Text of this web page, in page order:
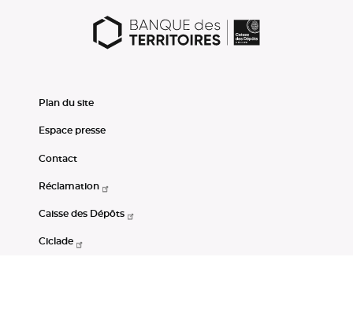
Plan du site
Espace presse
Contact
Réclamation
Caisse des Dépôts
Ciclade